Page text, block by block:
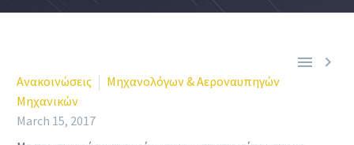
 
Ανακοινώσεις
Μηχανολόγων & Αεροναυπηγών
Μηχανικών
March 15, 2017